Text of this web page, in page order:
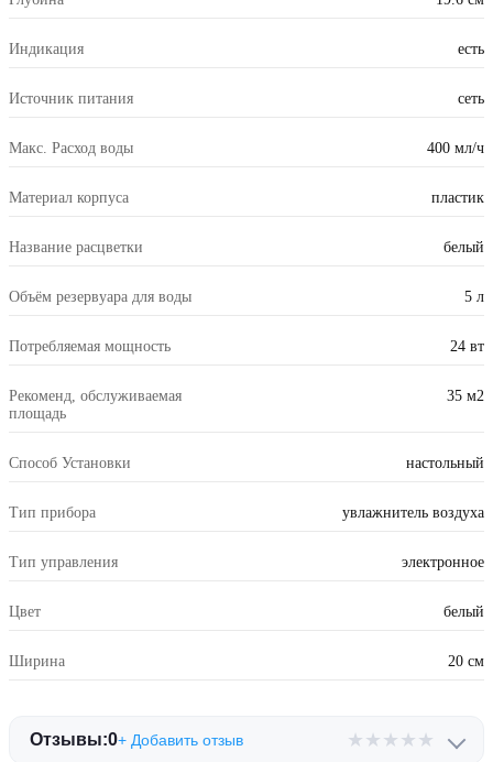
Индикация есть
Источник питания сеть
Макс. Расход воды 400 мл/ч
Материал корпуса пластик
Название расцветки белый
Объём резервуара для воды 5 л
Потребляемая мощность 24 вт
Рекоменд, обслуживаемая
площадь
35 м2
Способ Установки настольный
Тип прибора увлажнитель воздуха
Тип управления электронное
Цвет белый
Ширина 20 см
Отзывы:0+ Добавить отзыв ★ ★ ★ ★ ★